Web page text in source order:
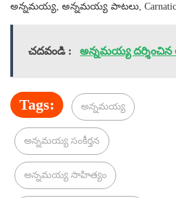
అన్నమయ్య, అన్నమయ్య పాటలు, Carnatic
చదవండి : అన్నమయ్య
Tags: అన్నమయ్య
అన్నమయ్య సంకీర్తన
అన్నమయ్య సాహిత్యం